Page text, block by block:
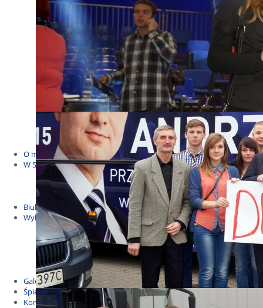
Sejmowe
Budżet Obywatelski 2021
Dla dzieci i młodzieży
Msze, marsze i wiece
KOLONIE 2022
Wybory samorządowe 2018
Dożynki 2014
EUROWYBORY 2019
Debaty i spotkania 2016
Debaty i spotkania 2019
wybory
Kolonie Stegna 2020
Spotkanie w Bronowie
WYJAZDY
O mnie
W Sejmie
Patroni Roku 2016
Św. Jan Paweł II Patronem Roku 2015
10.04.2014 - Czwarta Roczniica Katastrofy Smoleńskiej
Biuletyny
Wybory
Wybory samorządowe
Wybory parlamentarne
Wybory do Parlamentu Europejskiego
Wybory prezydenckie 2020
Wybory 2014
Galeria
Śpiewnik
Kontakt